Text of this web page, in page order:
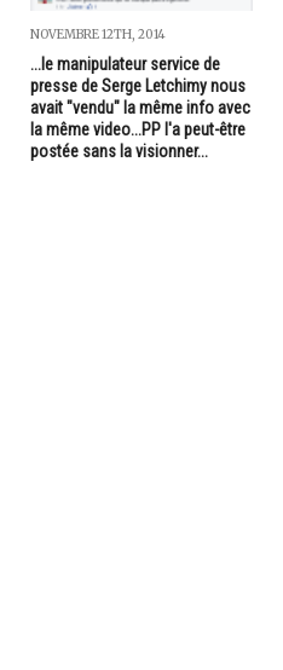
NOVEMBRE 12TH, 2014
...le manipulateur service de
presse de Serge Letchimy nous
avait "vendu" la même info avec
la même video...PP l'a peut-être
postée sans la visionner...